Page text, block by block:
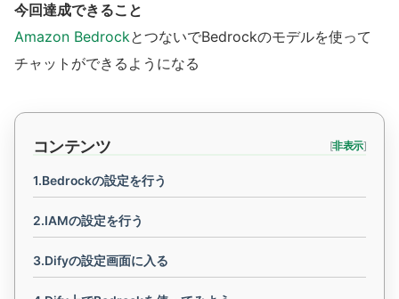
今回達成できること
Amazon BedrockとつないでBedrockのモデルを使って
チャットができるようになる
コンテンツ [非表示]
1.Bedrockの設定を行う
2.IAMの設定を行う
3.Difyの設定画面に入る